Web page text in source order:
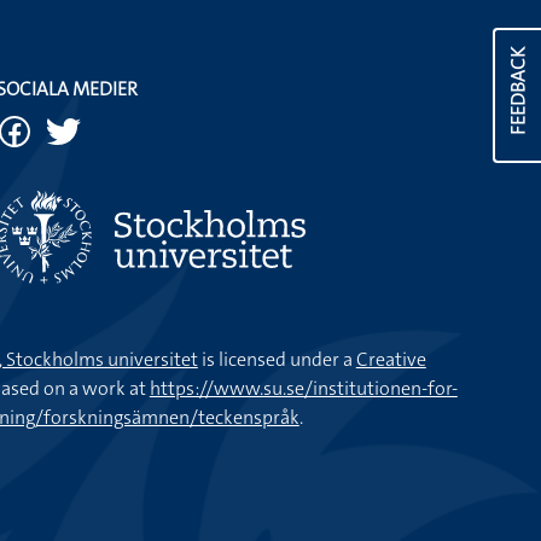
FEEDBACK
MEDIER
universitetis licensed under aCreative
on a work athttps://www.su.se/institutionen-for-
forskningsämnen/teckenspråk.